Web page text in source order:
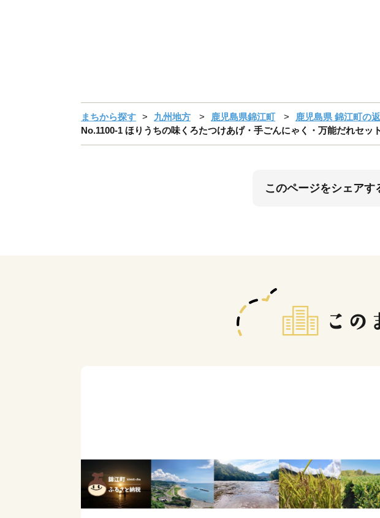
まちから探す 九州地方 鹿児島県錦江町
鹿児島県 錦江町の
No.1100-1 ほりうちの味くろたつけあげ・手ごんにゃく・万能だれセット
このページをシェアす